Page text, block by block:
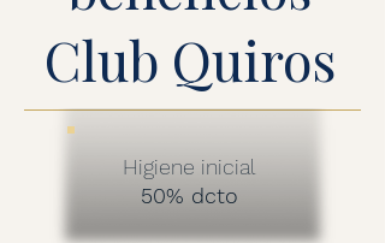
Club Quiros
Higiene inicial
50% dcto